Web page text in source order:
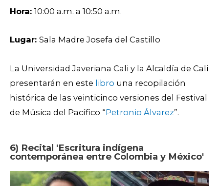
Hora: 10:00 a.m. a 10:50 a.m.
Lugar: Sala Madre Josefa del Castillo
La Universidad Javeriana Cali y la Alcaldía de Cali
presentarán en este libro una recopilación
histórica de las veinticinco versiones del Festival
de Música del Pacífico “Petronio Álvarez”.
6) Recital 'Escritura indígena
contemporánea entre Colombia y México'